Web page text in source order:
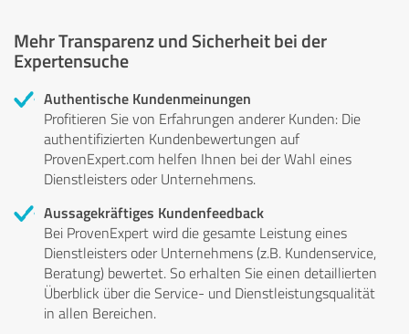
Mehr Transparenz und Sicherheit bei der
Expertensuche
Authentische Kundenmeinungen
Profitieren Sie von Erfahrungen anderer Kunden: Die
authentifizierten Kundenbewertungen auf
ProvenExpert.com helfen Ihnen bei der Wahl eines
Dienstleisters oder Unternehmens.
Aussagekräftiges Kundenfeedback
Bei ProvenExpert wird die gesamte Leistung eines
Dienstleisters oder Unternehmens (z.B. Kundenservice,
Beratung) bewertet. So erhalten Sie einen detaillierten
Überblick über die Service- und Dienstleistungsqualität
in allen Bereichen.